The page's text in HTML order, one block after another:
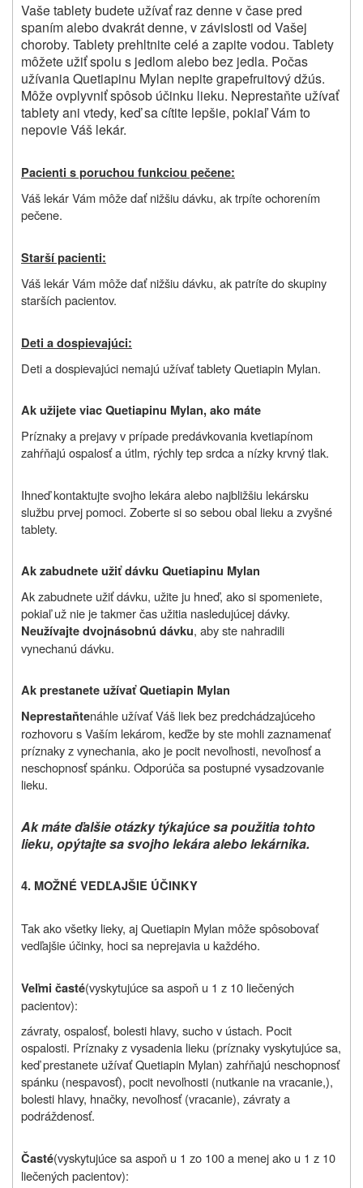
Vaše tablety budete užívať raz denne v čase pred
spaním alebo dvakrát denne, v závislosti od Vašej
choroby. Tablety prehltnite celé a zapite vodou. Tablety
môžete užiť spolu s jedlom alebo bez jedla. Počas
užívania Quetiapinu Mylan nepite grapefruitový džús.
Môže ovplyvniť spôsob účinku lieku. Neprestaňte užívať
tablety ani vtedy, keď sa cítite lepšie, pokiaľ Vám to
nepovie Váš lekár.
Pacienti s poruchou funkciou pečene:
Váš lekár Vám môže dať nižšiu dávku, ak trpíte ochorením
pečene.
Starší pacienti:
Váš lekár Vám môže dať nižšiu dávku, ak patríte do skupiny
starších pacientov.
Deti a dospievajúci:
Deti a dospievajúci nemajú užívať tablety Quetiapin Mylan.
Ak užijete viac Quetiapinu Mylan, ako máte
Príznaky a prejavy v prípade predávkovania kvetiapínom
zahŕňajú ospalosť a útlm, rýchly tep srdca a nízky krvný tlak.
Ihneď kontaktujte svojho lekára alebo najbližšiu lekársku
službu prvej pomoci. Zoberte si so sebou obal lieku a zvyšné
tablety.
Ak zabudnete užiť dávku Quetiapinu Mylan
Ak zabudnete užiť dávku, užite ju hneď, ako si spomeniete,
pokiaľ už nie je takmer čas užitia nasledujúcej dávky.
Neužívajte dvojnásobnú dávku, aby ste nahradili
vynechanú dávku.
Ak prestanete užívať Quetiapin Mylan
Neprestaňtenáhle užívať Váš liek bez predchádzajúceho
rozhovoru s Vaším lekárom, keďže by ste mohli zaznamenať
príznaky z vynechania, ako je pocit nevoľnosti, nevoľnosť a
neschopnosť spánku. Odporúča sa postupné vysadzovanie
lieku.
Ak máte ďalšie otázky týkajúce sa použitia tohto
lieku, opýtajte sa svojho lekára alebo lekárnika.
4. MOŽNÉ VEDĽAJŠIE ÚČINKY
Tak ako všetky lieky, aj Quetiapin Mylan môže spôsobovať
vedľajšie účinky, hoci sa neprejavia u každého.
Veľmi časté(vyskytujúce sa aspoň u 1 z 10 liečených
pacientov):
závraty, ospalosť, bolesti hlavy, sucho v ústach. Pocit
ospalosti. Príznaky z vysadenia lieku (príznaky vyskytujúce sa,
keď prestanete užívať Quetiapin Mylan) zahŕňajú neschopnosť
spánku (nespavosť), pocit nevoľnosti (nutkanie na vracanie,),
bolesti hlavy, hnačky, nevoľnosť (vracanie), závraty a
podráždenosť.
Časté(vyskytujúce sa aspoň u 1 zo 100 a menej ako u 1 z 10
liečených pacientov):